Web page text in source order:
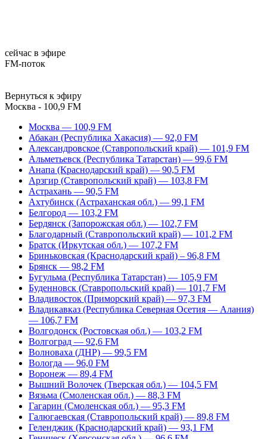
сейчас в эфире
FM-поток
Вернуться к эфиру
Москва - 100,9 FM
Москва — 100,9 FM
Абакан (Республика Хакасия) — 92,0 FM
Александровское (Ставропольский край) — 101,9 FM
Альметьевск (Республика Татарстан) — 99,6 FM
Анапа (Краснодарский край) — 90,5 FM
Арзгир (Ставропольский край) — 103,8 FM
Астрахань — 90,5 FM
Ахтубинск (Астраханская обл.) — 99,1 FM
Белгород — 103,2 FM
Бердянск (Запорожская обл.) — 102,7 FM
Благодарный (Ставропольский край) — 101,2 FM
Братск (Иркутская обл.) — 107,2 FM
Бриньковская (Краснодарский край) – 96,8 FM
Брянск — 98,2 FM
Бугульма (Республика Татарстан) — 105,9 FM
Буденновск (Ставропольский край) — 101,7 FM
Владивосток (Приморский край) — 97,3 FM
Владикавказ (Республика Северная Осетия — Алания)
— 106,7 FM
Волгодонск (Ростовская обл.) — 103,2 FM
Волгоград — 92,6 FM
Волноваха (ДНР) — 99,5 FM
Вологда — 96,0 FM
Воронеж — 89,4 FM
Вышний Волочек (Тверская обл.) — 104,5 FM
Вязьма (Смоленская обл.) — 88,3 FM
Гагарин (Смоленская обл.) — 95,3 FM
Галюгаевская (Ставропольский край) — 89,8 FM
Геленджик (Краснодарский край) — 93,1 FM